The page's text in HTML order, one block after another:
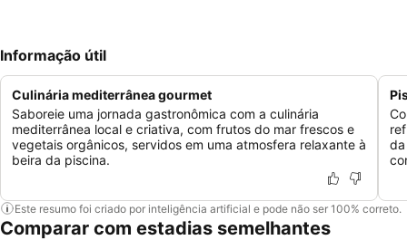
Informação útil
Culinária mediterrânea gourmet
Saboreie uma jornada gastronômica com a culinária
mediterrânea local e criativa, com frutos do mar frescos e
vegetais orgânicos, servidos em uma atmosfera relaxante à
beira da piscina.
Este resumo foi criado por inteligência artificial e pode não ser 100% correto.
Comparar com estadias semelhantes